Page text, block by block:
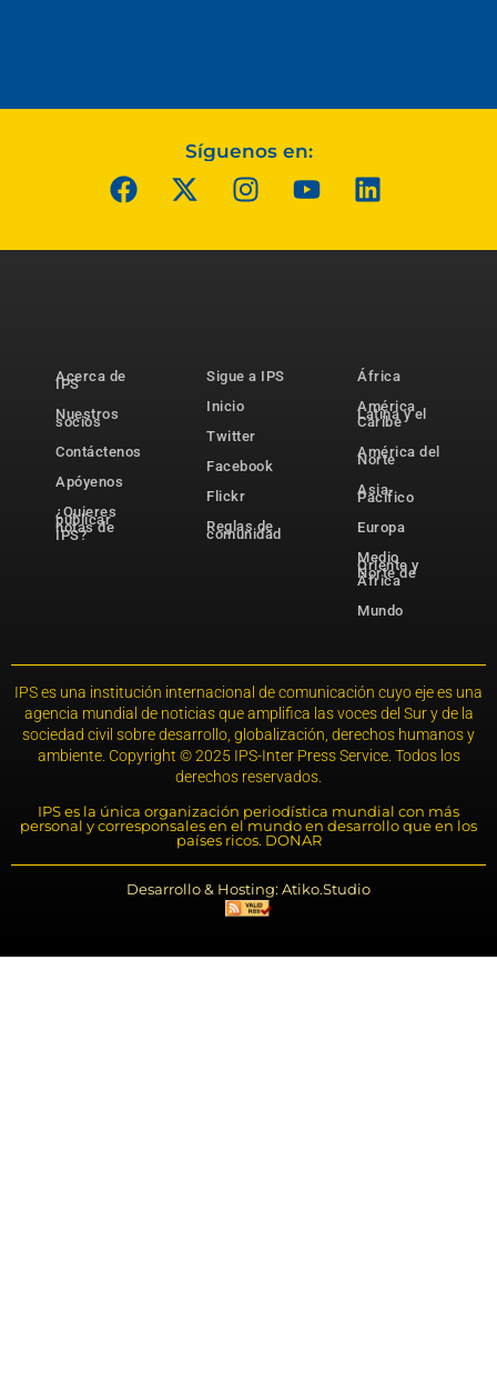
Síguenos en:
Acerca de
IPS
Nuestros
socios
Contáctenos
Apóyenos
¿Quieres
publicar
notas de
IPS?
Sigue a IPS
Inicio
Twitter
Facebook
Flickr
Reglas de
comunidad
África
América
Latina y el
Caribe
América del
Norte
Asia-
Pacífico
Europa
Medio
Oriente y
Norte de
África
Mundo
IPS es una institución internacional de comunicación cuyo eje es una
agencia mundial de noticias que amplifica las voces del Sur y de la
sociedad civil sobre desarrollo, globalización, derechos humanos y
ambiente. Copyright © 2025 IPS-Inter Press Service. Todos los
derechos reservados.
IPS es la única organización periodística mundial con más
personal y corresponsales en el mundo en desarrollo que en los
países ricos. DONAR
Desarrollo & Hosting: Atiko.Studio